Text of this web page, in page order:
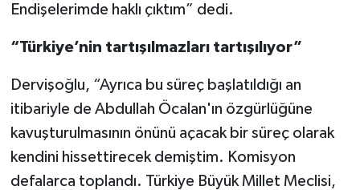
Endişelerimde haklı çıktım” dedi.
“Türkiye’nin tartışılmazları tartışılıyor”
Dervişoğlu, “Ayrıca bu süreç başlatıldığı an
itibariyle de Abdullah Öcalan'ın özgürlüğüne
kavuşturulmasının önünü açacak bir süreç olarak
kendini hissettirecek demiştim. Komisyon
defalarca toplandı. Türkiye Büyük Millet Meclisi,